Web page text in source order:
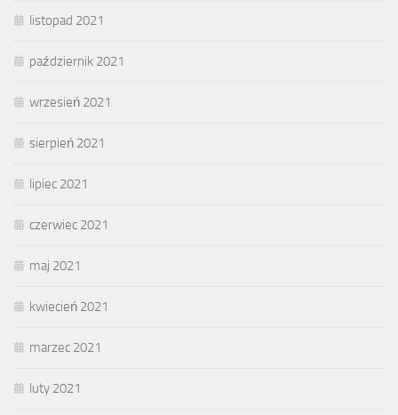
listopad 2021
październik 2021
wrzesień 2021
sierpień 2021
lipiec 2021
czerwiec 2021
maj 2021
kwiecień 2021
marzec 2021
luty 2021